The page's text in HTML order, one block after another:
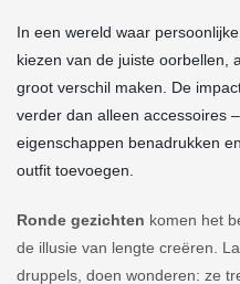
In een wereld waar
kiezen van de juiste oorbellen,
groot verschil maken. De
verder dan alleen accessoires
eigenschappen benadrukken
outfit toevoegen.
Ronde gezichten komen het
de illusie van lengte creëren.
druppels, doen wonderen: ze